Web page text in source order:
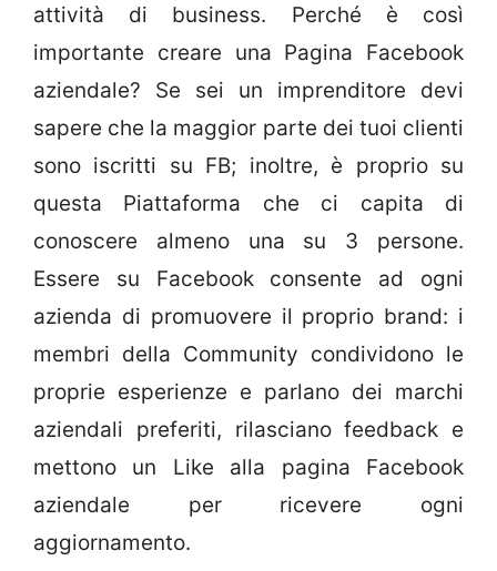
attività di business. Perché è così
importante creare una Pagina Facebook
aziendale? Se sei un imprenditore devi
sapere che la maggior parte dei tuoi clienti
sono iscritti su FB; inoltre, è proprio su
questa Piattaforma che ci capita di
conoscere almeno una su 3 persone.
Essere su Facebook consente ad ogni
azienda di promuovere il proprio brand: i
membri della Community condividono le
proprie esperienze e parlano dei marchi
aziendali preferiti, rilasciano feedback e
mettono un Like alla pagina Facebook
aziendale per ricevere ogni
aggiornamento.